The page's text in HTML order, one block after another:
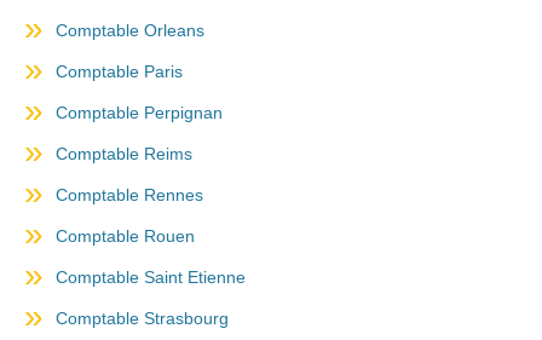
Comptable Orleans
Comptable Paris
Comptable Perpignan
Comptable Reims
Comptable Rennes
Comptable Rouen
Comptable Saint Etienne
Comptable Strasbourg